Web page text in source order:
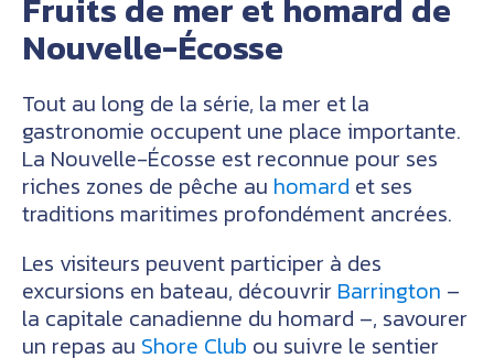
Fruits de mer et homard de
Nouvelle-Écosse
Tout au long de la série, la mer et la
gastronomie occupent une place importante.
La Nouvelle-Écosse est reconnue pour ses
riches zones de pêche au homard et ses
traditions maritimes profondément ancrées.
Les visiteurs peuvent participer à des
excursions en bateau, découvrir Barrington –
la capitale canadienne du homard –, savourer
un repas au Shore Club ou suivre le sentier